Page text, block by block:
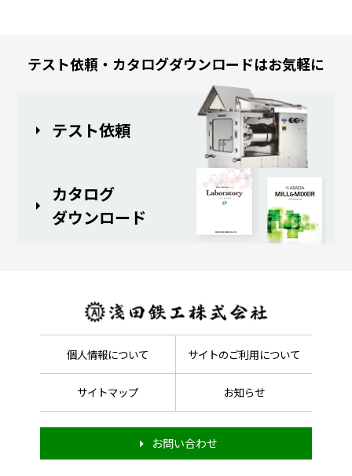
テスト依頼・カタログダウンロードはお気軽に
テスト依頼
カタログ
ダウンロード
個人情報について サイトのご利用について
サイトマップ お知らせ
お問い合わせ